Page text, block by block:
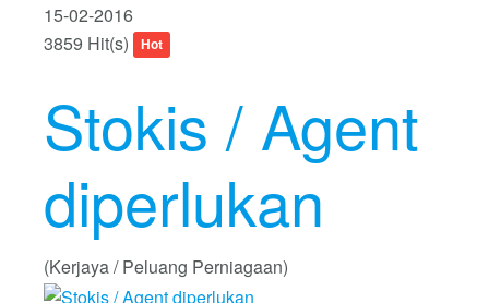
15-02-2016
3859 Hit(s)
Hot
Stokis / Agent
diperlukan
(Kerjaya / Peluang Perniagaan)